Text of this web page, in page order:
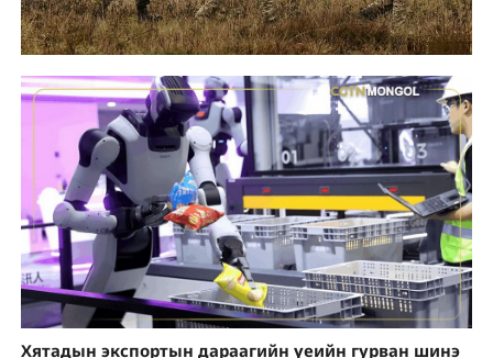
Хятадын экспортын дараагийн үеийн гурван шинэ